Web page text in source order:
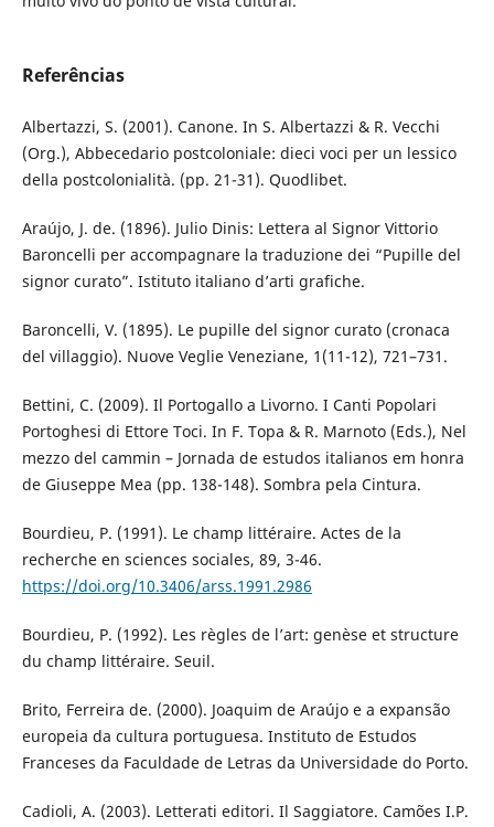
Referências
Albertazzi, S. (2001). Canone. In S. Albertazzi & R. Vecchi
(Org.), Abbecedario postcoloniale: dieci voci per un lessico
della postcolonialità. (pp. 21-31). Quodlibet.
Araújo, J. de. (1896). Julio Dinis: Lettera al Signor Vittorio
Baroncelli per accompagnare la traduzione dei “Pupille del
signor curato”. Istituto italiano d’arti grafiche.
Baroncelli, V. (1895). Le pupille del signor curato (cronaca
del villaggio). Nuove Veglie Veneziane, 1(11-12), 721–731.
Bettini, C. (2009). Il Portogallo a Livorno. I Canti Popolari
Portoghesi di Ettore Toci. In F. Topa & R. Marnoto (Eds.), Nel
mezzo del cammin – Jornada de estudos italianos em honra
de Giuseppe Mea (pp. 138-148). Sombra pela Cintura.
Bourdieu, P. (1991). Le champ littéraire. Actes de la
recherche en sciences sociales, 89, 3-46.
https://doi.org/10.3406/arss.1991.2986
Bourdieu, P. (1992). Les règles de l’art: genèse et structure
du champ littéraire. Seuil.
Brito, Ferreira de. (2000). Joaquim de Araújo e a expansão
europeia da cultura portuguesa. Instituto de Estudos
Franceses da Faculdade de Letras da Universidade do Porto.
Cadioli, A. (2003). Letterati editori. Il Saggiatore. Camões I.P.